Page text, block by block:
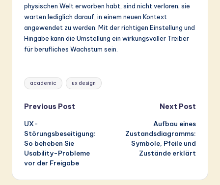
physischen Welt erworben habt, sind nicht verloren; sie
warten lediglich darauf, in einem neuen Kontext
angewendet zu werden. Mit der richtigen Einstellung und
Hingabe kann die Umstellung ein wirkungsvoller Treiber
für berufliches Wachstum sein.
Tags:
academic ux design
Post
navigation
Previous Post
UX-
Störungsbeseitigung:
So beheben Sie
Usability-Probleme
vor der Freigabe
Next Post
Aufbau eines
Zustandsdiagramms:
Symbole, Pfeile und
Zustände erklärt